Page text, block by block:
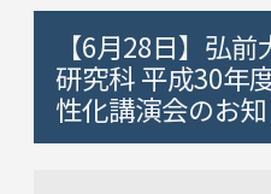
【6月28日】弘
研究科 平成30年
性化講演会のお